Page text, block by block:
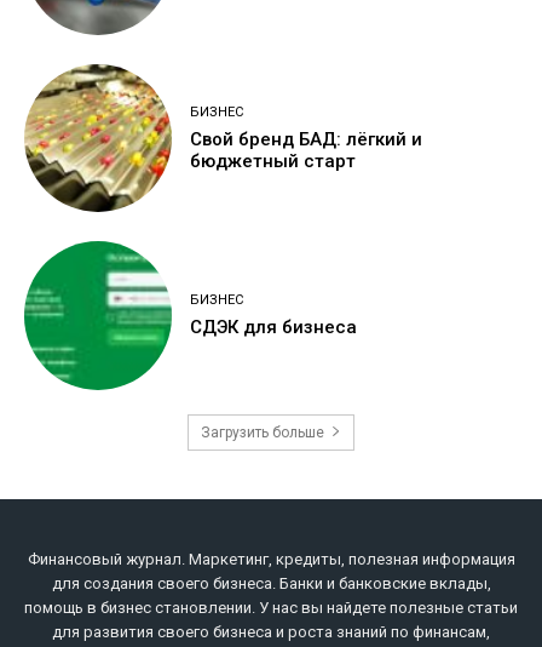
БИЗНЕС
Свой бренд БАД: лёгкий и
бюджетный старт
БИЗНЕС
СДЭК для бизнеса
Загрузить больше
Финансовый журнал. Маркетинг, кредиты, полезная информация
для создания своего бизнеса. Банки и банковские вклады,
помощь в бизнес становлении. У нас вы найдете полезные статьи
для развития своего бизнеса и роста знаний по финансам,